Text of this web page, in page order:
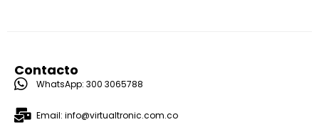
Contacto
WhatsApp: 300 3065788
Email: info@virtualtronic.com.co